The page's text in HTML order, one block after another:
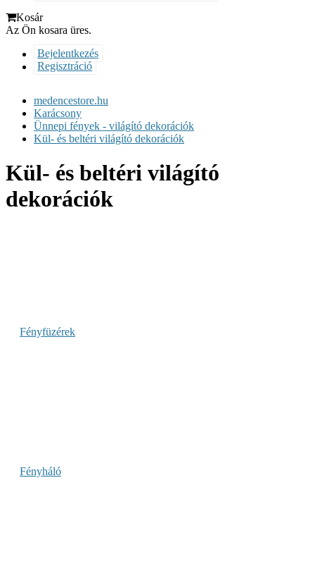
Kosár
Az Ön kosara üres.
Bejelentkezés
Regisztráció
medencestore.hu
Karácsony
Ünnepi fények - világító dekorációk
Kül- és beltéri világító dekorációk
Kül- és beltéri világító
dekorációk
Fényfüzérek
Fényháló